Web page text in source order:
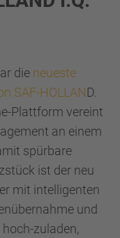
die neueste
SAF-HOLLAND.
Plattform vereint
an einem
spürbare
ist der neu
mit intelligenten
und
zuladen,